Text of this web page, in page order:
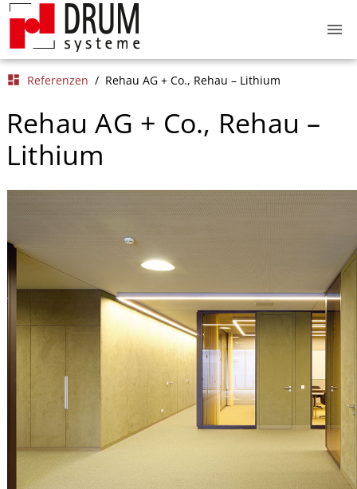
menu
dashboard Referenzen / Rehau AG + Co., Rehau – Lithium
Rehau AG + Co., Rehau –
Lithium